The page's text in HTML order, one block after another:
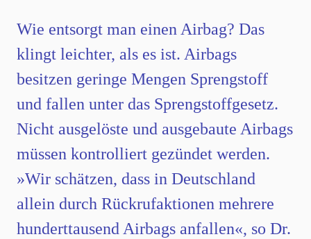
Wie entsorgt man einen Airbag? Das
klingt leichter, als es ist. Airbags
besitzen geringe Mengen Sprengstoff
und fallen unter das Sprengstoffgesetz.
Nicht ausgelöste und ausgebaute Airbags
müssen kontrolliert gezündet werden.
»Wir schätzen, dass in Deutschland
allein durch Rückrufaktionen mehrere
hunderttausend Airbags anfallen«, so Dr.